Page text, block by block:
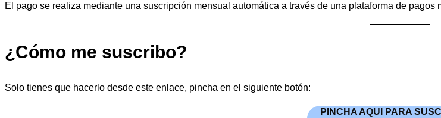
El pago se realiza mediante una suscripción mensual automática a través de una plataforma de
¿Cómo me suscribo?
Solo tienes que hacerlo desde este enlace, pincha en el siguiente botón:
PINCHA AQUI PARA